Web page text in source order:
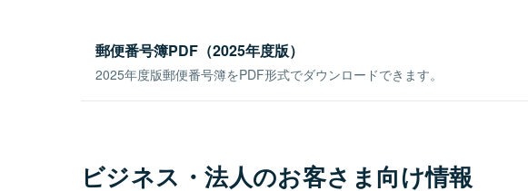
郵便番号簿PDF（2025年度版）
2025年度版郵便番号簿をPDF形式でダウンロードできます。
ビジネス・法人のお客さま向け情報